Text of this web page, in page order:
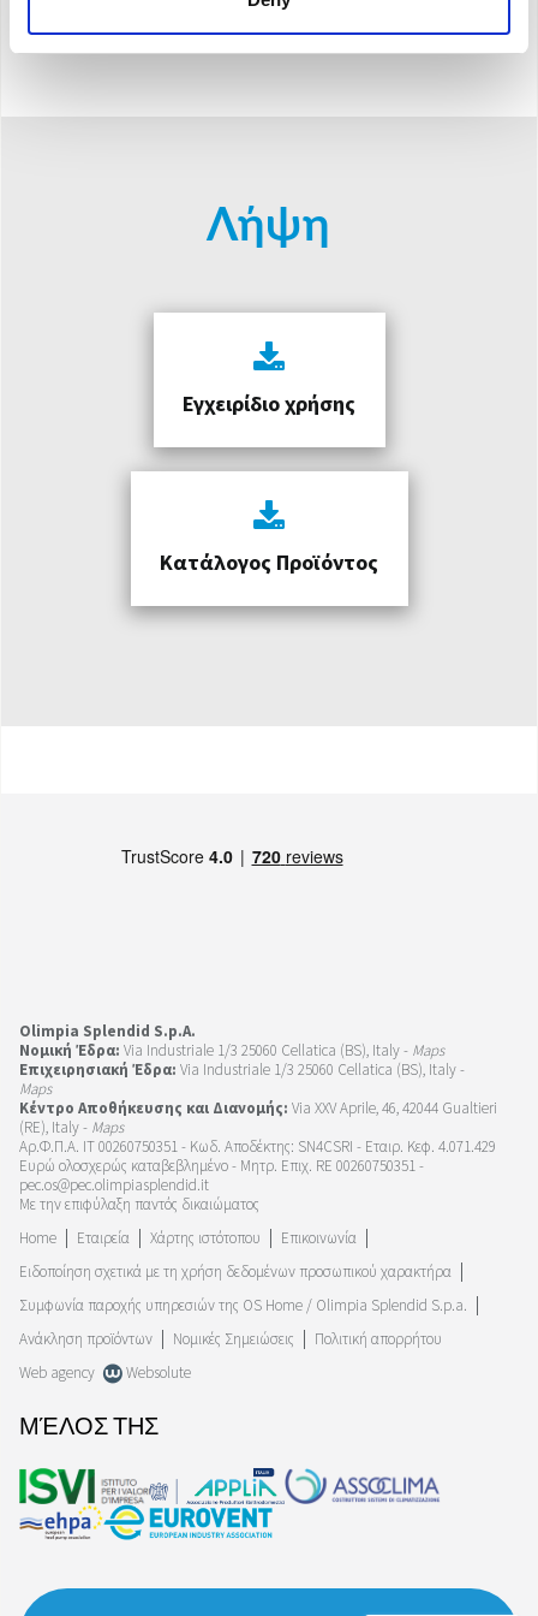
Λήψη
Εγχειρίδιο χρήσης
Κατάλογος Προϊόντος
Olimpia Splendid S.p.A.
Νομική Έδρα: Via Industriale 1/3 25060 Cellatica (BS), Italy - Maps
Επιχειρησιακή Έδρα: Via Industriale 1/3 25060 Cellatica (BS), Italy -
Maps
Κέντρο Αποθήκευσης και Διανομής: Via XXV Aprile, 46, 42044 Gualtieri
(RE), Italy - Maps
Αρ.Φ.Π.Α. IT 00260750351 - Κωδ. Αποδέκτης: SN4CSRI - Εταιρ. Κεφ. 4.071.429
Ευρώ ολοσχερώς καταβεβλημένο - Μητρ. Επιχ. RE 00260750351 -
pec.os@pec.olimpiasplendid.it
Με την επιφύλαξη παντός δικαιώματος
Home
Εταιρεία Χάρτης ιστότοπου
Επικοινωνία
Ειδοποίηση σχετικά με τη χρήση δεδομένων προσωπικού χαρακτήρα
Συμφωνία παροχής υπηρεσιών της OS Home / Olimpia Splendid S.p.a.
Ανάκληση προϊόντων
Νομικές Σημειώσεις
Πολιτική απορρήτου
Web agency
Websolute
ΜΈΛΟΣ ΤΗΣ